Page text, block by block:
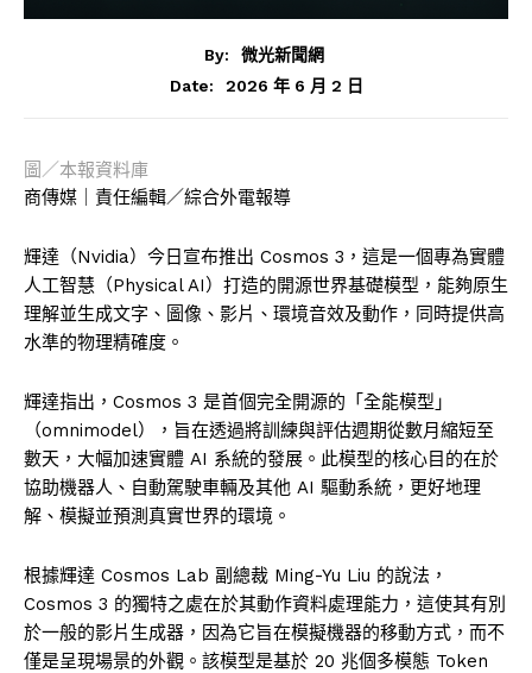
By:
微光新聞網
Date:
2026 年 6 月 2 日
圖／本報資料庫
商傳媒｜責任編輯／綜合外電報導
輝達（Nvidia）今日宣布推出 Cosmos 3，這是一個專為實體
人工智慧（Physical AI）打造的開源世界基礎模型，能夠原生
理解並生成文字、圖像、影片、環境音效及動作，同時提供高
水準的物理精確度。
輝達指出，Cosmos 3 是首個完全開源的「全能模型」
（omnimodel），旨在透過將訓練與評估週期從數月縮短至
數天，大幅加速實體 AI 系統的發展。此模型的核心目的在於
協助機器人、自動駕駛車輛及其他 AI 驅動系統，更好地理
解、模擬並預測真實世界的環境。
根據輝達 Cosmos Lab 副總裁 Ming-Yu Liu 的說法，
Cosmos 3 的獨特之處在於其動作資料處理能力，這使其有別
於一般的影片生成器，因為它旨在模擬機器的移動方式，而不
僅是呈現場景的外觀。該模型是基於 20 兆個多模態 Token